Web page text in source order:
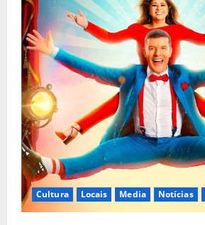
Cultura Locais Media Notícias